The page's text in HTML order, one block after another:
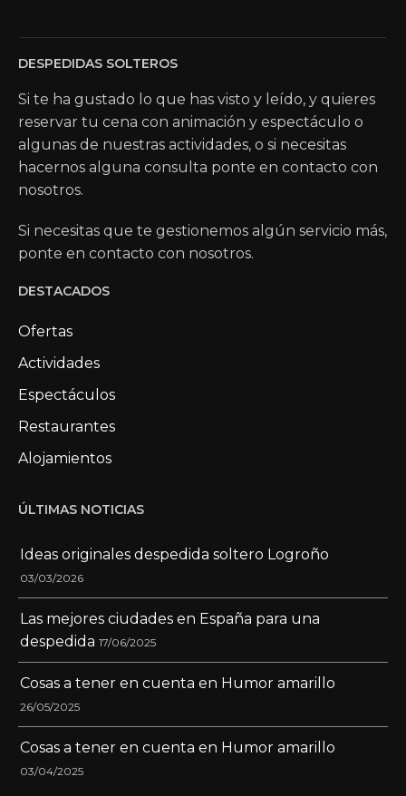
DESPEDIDAS SOLTEROS
Si te ha gustado lo que has visto y leído, y quieres
reservar tu cena con animación y espectáculo o
algunas de nuestras actividades, o si necesitas
hacernos alguna consulta ponte en contacto con
nosotros.
Si necesitas que te gestionemos algún servicio más,
ponte en contacto con nosotros.
DESTACADOS
Ofertas
Actividades
Espectáculos
Restaurantes
Alojamientos
ÚLTIMAS NOTICIAS
Ideas originales despedida soltero Logroño
03/03/2026
Las mejores ciudades en España para una
despedida 17/06/2025
Cosas a tener en cuenta en Humor amarillo
26/05/2025
Cosas a tener en cuenta en Humor amarillo
03/04/2025